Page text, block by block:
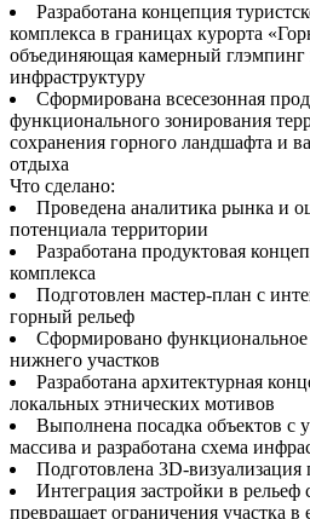
Разработана концепция
комплекса в границах курорта
объединяющая камерный
инфраструктуру
Сформирована всесезонная
функционального зонирования
сохранения горного ландшафта и
отдыха
Что сделано:
Проведена аналитика рынка и
потенциала территории
Разработана продуктовая
комплекса
Подготовлен мастер-план с
горный рельеф
Сформировано функциональное
нижнего участков
Разработана архитектурная
локальных этнических мотивов
Выполнена посадка объектов с
массива и разработана схема
Подготовлена 3D-
Интеграция застройки в рельеф
превращает ограничения участка